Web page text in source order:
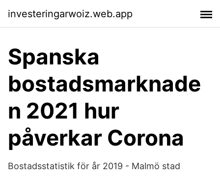
investeringarwoiz.web.app
Spanska
bostadsmarknade
n 2021 hur
påverkar Corona
Bostadsstatistik för år 2019 - Malmö stad